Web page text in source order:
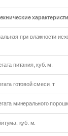
при влажности
питания, куб. м.
готовой смеси, т
минерального
куб. м.